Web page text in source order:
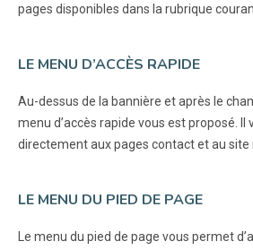
pages disponibles dans la rubrique
LE MENU D’ACCÈS RAPIDE
Au-dessus de la bannière et après le
menu d’accès rapide vous est proposé. Il
directement aux pages contact et au site
LE MENU DU PIED DE PAGE
Le menu du pied de page vous permet